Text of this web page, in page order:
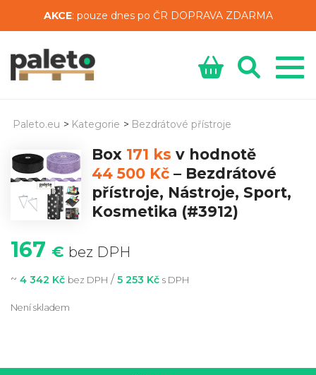
AKCE: pouze dnes po ČR DOPRAVA ZDARMA
Paleto.eu > Kategorie > Bezdrátové přístroje
Box 171 ks v hodnotě
44 500 Kč – Bezdrátové
přístroje, Nástroje, Sport,
Kosmetika (#3912)
167 € bez DPH
~ 4 342 Kč bez DPH / 5 253 Kč s DPH
Není skladem